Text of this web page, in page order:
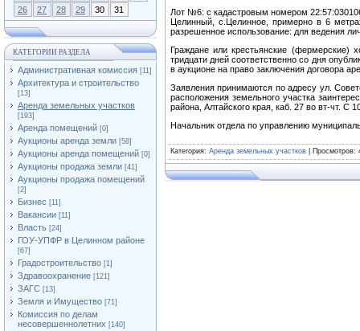
26
27 28 29 30 31
КАТЕГОРИИ РАЗДЕЛА
Административная комиссия [11]
Архитектура и строительство
[13]
Аренда земельных участков
[193]
Аренда помещений [0]
Аукционы аренда земли [58]
Аукционы аренда помещений [0]
Аукционы продажа земли [41]
Аукционы продажа помещений
[2]
Бизнес [11]
Вакансии [11]
Власть [24]
ГОУ-УПФР в Целинном районе
[67]
Градостроительство [1]
Здравоохранение [121]
ЗАГС [13]
Земля и Имущество [71]
Комиссия по делам
несовершеннолетних [140]
Лот №6: с кадастровым номером
Целинный, с.Целинное, примерно в 6
разрешенное использование: для ведения
Граждане или крестьянские (фермерские)
тридцати дней соответственно со дня
в аукционе на право заключения договора
Заявления принимаются по адресу ул.
расположения земельного участка
района, Алтайского края, каб. 27 во вт-чт. С
Начальник отдела по управлению
Категория: Аренда земельных участков Просмотров: